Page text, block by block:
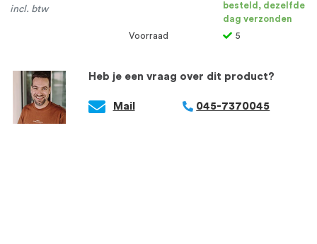
Heb je een vraag over dit product?
Mail 045-7370045
incl. btw
besteld, dezelfde
dag verzonden
Voorraad
5